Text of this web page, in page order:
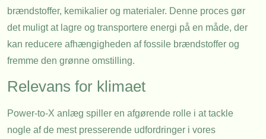
brændstoffer, kemikalier og materialer. Denne proces gør
det muligt at lagre og transportere energi på en måde, der
kan reducere afhængigheden af fossile brændstoffer og
fremme den grønne omstilling.
Relevans for klimaet
Power-to-X anlæg spiller en afgørende rolle i at tackle
nogle af de mest presserende udfordringer i vores